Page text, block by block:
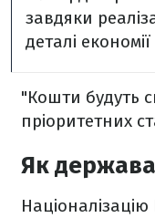
завдяки
деталі
"Кошти будуть
пріоритетних
Як